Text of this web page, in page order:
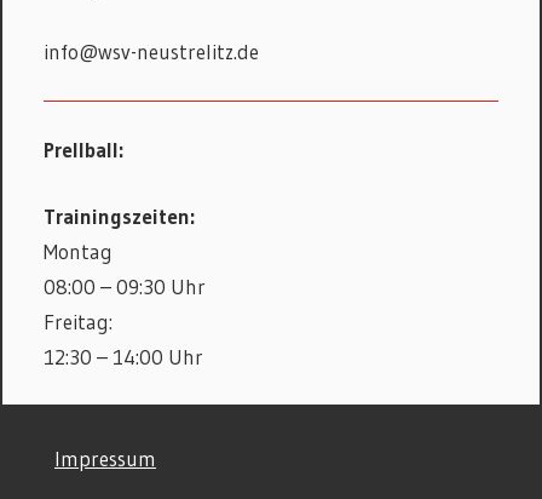
info@wsv-neustrelitz.de
Prellball:
Trainingszeiten:
Montag
08:00 – 09:30 Uhr
Freitag:
12:30 – 14:00 Uhr
Impressum